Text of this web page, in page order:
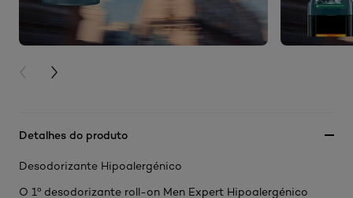
PREVIOUS CARD
NEXT CARD
Detalhes do produto
Desodorizante Hipoalergénico
O 1º desodorizante roll-on Men Expert Hipoalergénico